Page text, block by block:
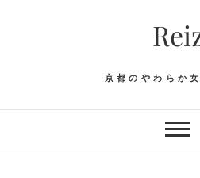
京都のやわらか